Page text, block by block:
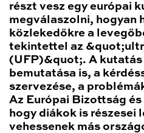
részt vesz egy európai
megválaszolni, hogyan
közlekedőkre a
tekintettel az
(UFP)&quot;. A
bemutatása is, a
szervezése, a
Az Európai Bizottság
hogy diákok is részesei
vehessenek más